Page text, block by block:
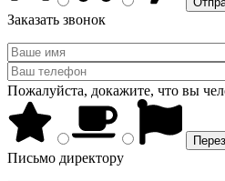
Заказать звонок
Пожалуйста, докажите, что вы
Письмо директору